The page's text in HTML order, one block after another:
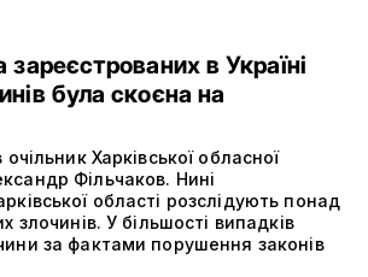
зареєстрованих в Україні
була скоєна на
очільник Харківської обласної
Фільчаков. Нині
області розслідують понад
злочинів. У більшості випадків
за фактами порушення законів